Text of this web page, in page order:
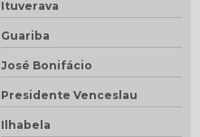
Ituverava
Guariba
José Bonifácio
Presidente Venceslau
Ilhabela